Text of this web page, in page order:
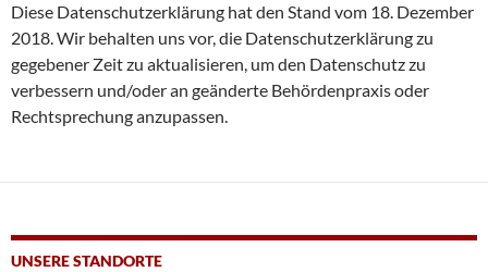
Diese Datenschutzerklärung hat den Stand vom 18. Dezember
2018. Wir behalten uns vor, die Datenschutzerklärung zu
gegebener Zeit zu aktualisieren, um den Datenschutz zu
verbessern und/oder an geänderte Behördenpraxis oder
Rechtsprechung anzupassen.
UNSERE STANDORTE